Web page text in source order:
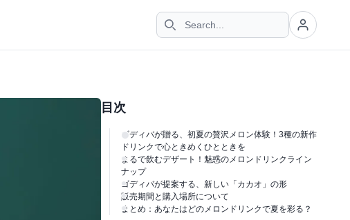
目次
ゴディバが贈る、初夏の贅沢メロン体験！3種の新作
ドリンクで心ときめくひとときを
まるで飲むデザート！魅惑のメロンドリンクライン
ナップ
ゴディバが提案する、新しい「カカオ」の形
販売期間と購入場所について
まとめ：あなたはどのメロンドリンクで夏を彩る？